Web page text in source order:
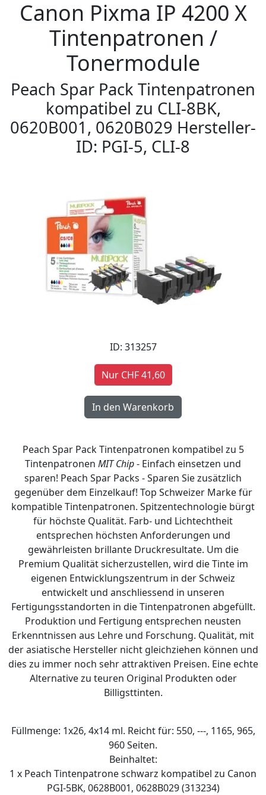
Canon Pixma IP 4200 X
Tintenpatronen /
Tonermodule
Peach Spar Pack Tintenpatronen
kompatibel zu CLI-8BK,
0620B001, 0620B029 Hersteller-
ID: PGI-5, CLI-8
ID: 313257
Nur CHF 41,60
Peach Spar Pack Tintenpatronen kompatibel zu 5
Tintenpatronen MIT Chip- Einfach einsetzen und
sparen! Peach Spar Packs - Sparen Sie zusätzlich
gegenüber dem Einzelkauf! Top Schweizer Marke für
kompatible Tintenpatronen. Spitzentechnologie bürgt
für höchste Qualität. Farb- und Lichtechtheit
entsprechen höchsten Anforderungen und
gewährleisten brillante Druckresultate. Um die
Premium Qualität sicherzustellen, wird die Tinte im
eigenen Entwicklungszentrum in der Schweiz
entwickelt und anschliessend in unseren
Fertigungsstandorten in die Tintenpatronen abgefüllt.
Produktion und Fertigung entsprechen neusten
Erkenntnissen aus Lehre und Forschung. Qualität, mit
der asiatische Hersteller nicht gleichziehen können und
dies zu immer noch sehr attraktiven Preisen. Eine echte
Alternative zu teuren Original Produkten oder
Billigsttinten.
Füllmenge: 1x26, 4x14 ml. Reicht für: 550, ---, 1165, 965,
960 Seiten.
Beinhaltet:
1 x Peach Tintenpatrone schwarz kompatibel zu Canon
PGI-5BK, 0628B001, 0628B029 (313234)